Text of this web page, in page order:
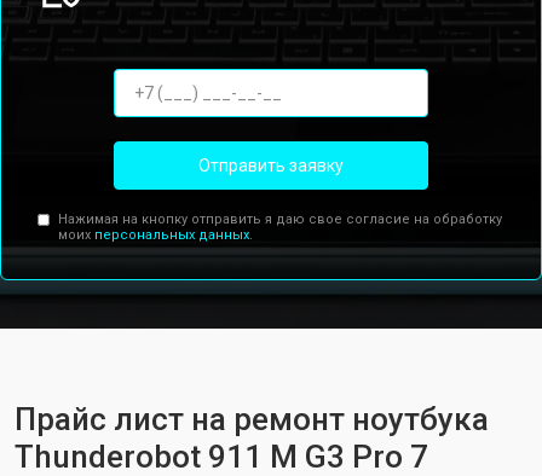
Отправить заявку
Нажимая на кнопку отправить я даю свое согласие на обработку
моих персональных данных.
Прайс лист на ремонт ноутбука
Thunderobot 911 M G3 Pro 7